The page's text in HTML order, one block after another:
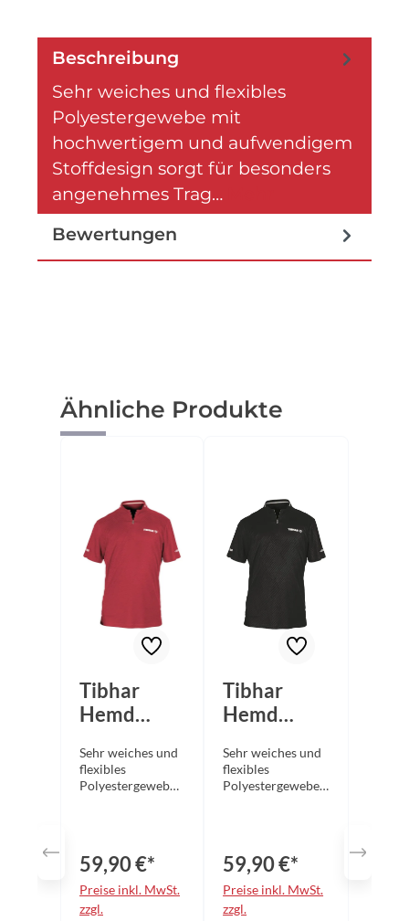
Beschreibung
Sehr weiches und flexibles
Polyestergewebe mit
hochwertigem und aufwendigem
Stoffdesign sorgt für besonders
angenehmes Trag…
Bewertungen
Produktgalerie überspringen
Ähnliche Produkte
Tibhar
Hemd
rot
Sehr weiches und
flexibles
Polyestergewebe
angenehmes
Tragegefühl
Kleiner
Stehkragen mit
59,90 €*
Preise inkl. MwSt.
zzgl.
Tibhar
Hemd
schwarz
Sehr weiches und
flexibles
Polyestergewebe
angenehmes
Tragegefühl
Kleiner
Stehkragen mit
59,90 €*
Preise inkl. MwSt.
zzgl.